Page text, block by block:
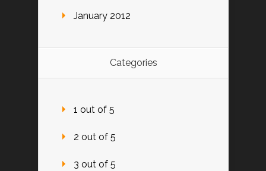
January 2012
Categories
1 out of 5
2 out of 5
3 out of 5